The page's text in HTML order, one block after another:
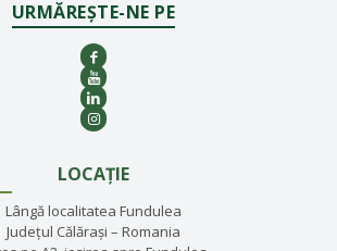
URMĂREȘTE-NE PE
LOCAȚIE
Lângă localitatea Fundulea
Județul Călărași – Romania